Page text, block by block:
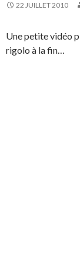
22 JUILLET 2010
Une petite vidéo
rigolo à la fin…